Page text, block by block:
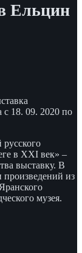
Ельцин
с 18. 09. 2020 по
в XXI век» –
выставку. В
из
музея.